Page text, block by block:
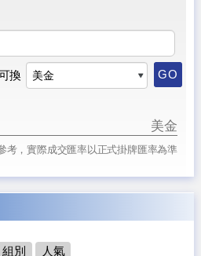
換 GO
美金
考，實際成交匯率以正式掛牌匯率為準
組別 人氣